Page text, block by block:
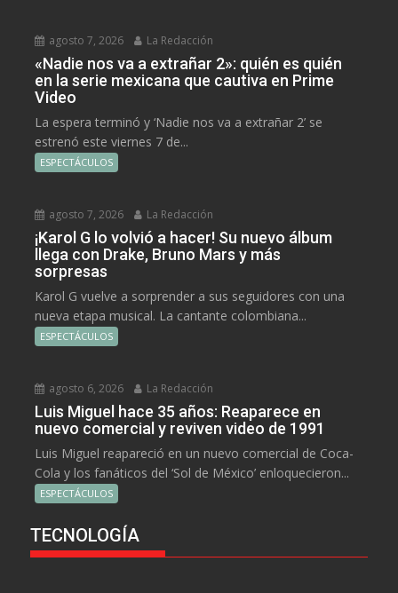
agosto 7, 2026 La Redacción
«Nadie nos va a extrañar 2»: quién es quién
en la serie mexicana que cautiva en Prime
Video
La espera terminó y ‘Nadie nos va a extrañar 2’ se
estrenó este viernes 7 de...
ESPECTÁCULOS
agosto 7, 2026 La Redacción
¡Karol G lo volvió a hacer! Su nuevo álbum
llega con Drake, Bruno Mars y más
sorpresas
Karol G vuelve a sorprender a sus seguidores con una
nueva etapa musical. La cantante colombiana...
ESPECTÁCULOS
agosto 6, 2026 La Redacción
Luis Miguel hace 35 años: Reaparece en
nuevo comercial y reviven video de 1991
Luis Miguel reapareció en un nuevo comercial de Coca-
Cola y los fanáticos del ‘Sol de México’ enloquecieron...
ESPECTÁCULOS
TECNOLOGÍA